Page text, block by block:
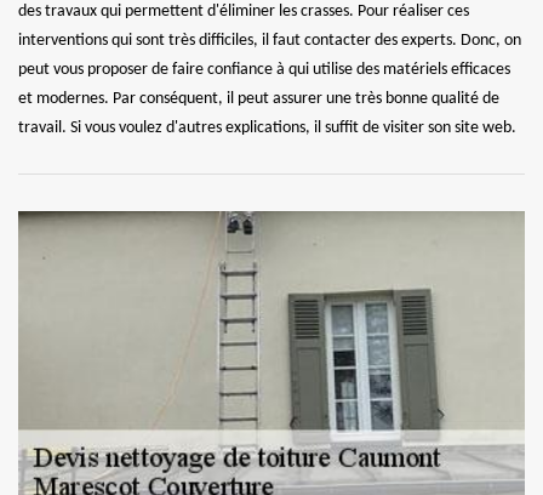
des travaux qui permettent d'éliminer les crasses. Pour réaliser ces
interventions qui sont très difficiles, il faut contacter des experts. Donc, on
peut vous proposer de faire confiance à qui utilise des matériels efficaces
et modernes. Par conséquent, il peut assurer une très bonne qualité de
travail. Si vous voulez d'autres explications, il suffit de visiter son site web.